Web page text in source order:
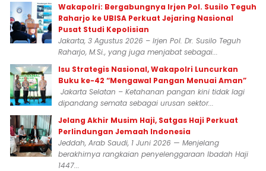
Wakapolri: Bergabungnya Irjen Pol. Susilo Teguh
Raharjo ke UBISA Perkuat Jejaring Nasional
Pusat Studi Kepolisian
Jakarta, 3 Agustus 2026 – Irjen Pol. Dr. Susilo Teguh
Raharjo, M.Si., yang juga menjabat sebagai...
Isu Strategis Nasional, Wakapolri Luncurkan
Buku ke-42 “Mengawal Pangan Menuai Aman”
Jakarta Selatan – Ketahanan pangan kini tidak lagi
dipandang semata sebagai urusan sektor...
Jelang Akhir Musim Haji, Satgas Haji Perkuat
Perlindungan Jemaah Indonesia
Jeddah, Arab Saudi, 1 Juni 2026 — Menjelang
berakhirnya rangkaian penyelenggaraan Ibadah Haji
1447...